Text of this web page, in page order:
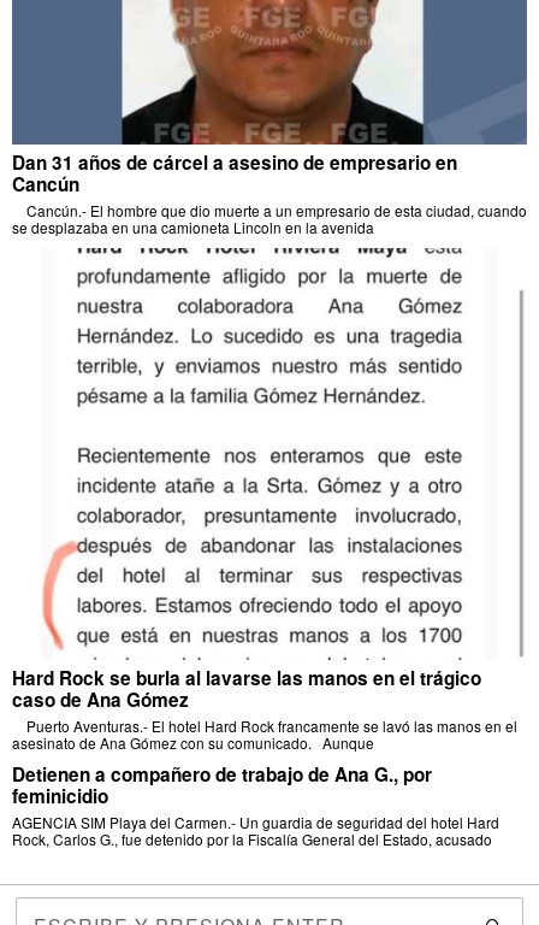
Dan 31 años de cárcel a asesino de empresario en
Cancún
Cancún.- El hombre que dio muerte a un empresario de esta ciudad, cuando
se desplazaba en una camioneta Lincoln en la avenida
Hard Rock se burla al lavarse las manos en el trágico
caso de Ana Gómez
Puerto Aventuras.- El hotel Hard Rock francamente se lavó las manos en el
asesinato de Ana Gómez con su comunicado. Aunque
Detienen a compañero de trabajo de Ana G., por
feminicidio
AGENCIA SIM Playa del Carmen.- Un guardia de seguridad del hotel Hard
Rock, Carlos G., fue detenido por la Fiscalía General del Estado, acusado